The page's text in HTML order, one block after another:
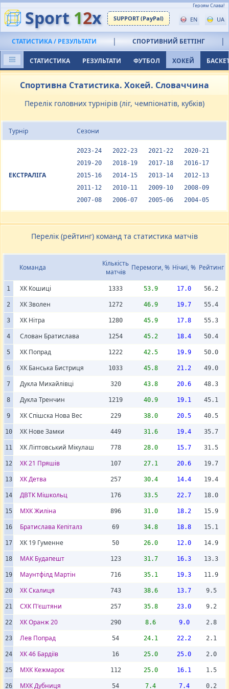
Героям Слава!
Sport 12x SUPPORT (PayPal) EN UA
СТАТИСТИКА / РЕЗУЛЬТАТИ | СПОРТИВНИЙ БЕТТІНГ |
СТАТИСТИКА РЕЗУЛЬТАТИ ФУТБОЛ ХОКЕЙ
Спортивна Статистика. Хокей. Словаччина
Перелік головних турнірів (ліг, чемпіонатів, кубків)
Турнір Сезони
ЕКСТРАЛІГА
2023-24 2022-23 2021-22
2020-21
2019-20
2018-19 2017-18
2016-17
2015-16
2014-15 2013-14
2012-13
2011-12
2010-11 2009-10
2008-09
2007-08
2006-07 2005-06 2004-05
Перелік (рейтинг) команд та статистика матчів
Команда
Кількість
матчів
Перемоги, % Нічиї, % Рейтинг
1 ХК Кошиці 1333 53.9 17.0 56.2
2 ХК Зволен 1272 46.9 19.7 55.4
3 ХК Нітра 1280 45.9 17.8 55.3
4 Слован Братислава 1254 45.2 18.4 50.4
5 ХК Попрад 1222 42.5 19.9 50.0
6 ХК Банська Бистриця 1033 45.8 21.2 49.0
7 Дукла Михайлівці 320 43.8 20.6 48.3
8 Дукла Тренчин 1219 40.9 19.1 45.1
9 ХК Спішска Нова Вес 229 38.0 20.5 40.5
10 ХК Нове Замки 449 31.6 19.4 35.7
11 ХК Ліптовський Мікулаш 778 28.0 15.7 31.5
12 ХК 21 Пряшів 107 27.1 20.6 19.7
13 ХК Детва 257 30.4 14.4 19.4
14 ДВТК Мішкольц 176 33.5 22.7 18.0
15 МХК Жиліна 896 31.0 18.2 15.9
16 Братислава Кепіталз 69 34.8 18.8 15.1
17 ХК 19 Гуменне 50 26.0 12.0 14.9
18 МАК Будапешт 123 31.7 16.3 13.3
19 Маунтфілд Мартін 716 35.1 19.3 11.9
20 ХК Скалиця 743 38.6 13.7 9.5
21 СХК П'єштяни 257 35.8 23.0 9.2
22 ХК Оранж 20 290 8.6 9.0 2.8
23 Лев Попрад 54 24.1 22.2 2.1
24 ХК 46 Бардіїв 16 25.0 25.0 2.0
25 МХК Кежмарок 112 25.0 16.1 1.5
26 МХК Дубниця 54 7.4 7.4 0.2